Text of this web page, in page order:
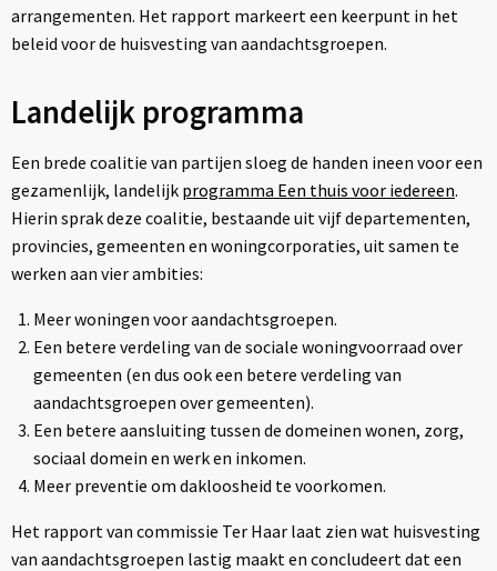
arrangementen. Het rapport markeert een keerpunt in het
beleid voor de huisvesting van aandachtsgroepen.
Landelijk programma
Een brede coalitie van partijen sloeg de handen ineen voor een
gezamenlijk, landelijk programma Een thuis voor iedereen.
Hierin sprak deze coalitie, bestaande uit vijf departementen,
provincies, gemeenten en woningcorporaties, uit samen te
werken aan vier ambities:
Meer woningen voor aandachtsgroepen.
Een betere verdeling van de sociale woningvoorraad over
gemeenten (en dus ook een betere verdeling van
aandachtsgroepen over gemeenten).
Een betere aansluiting tussen de domeinen wonen, zorg,
sociaal domein en werk en inkomen.
Meer preventie om dakloosheid te voorkomen.
Het rapport van commissie Ter Haar laat zien wat huisvesting
van aandachtsgroepen lastig maakt en concludeert dat een